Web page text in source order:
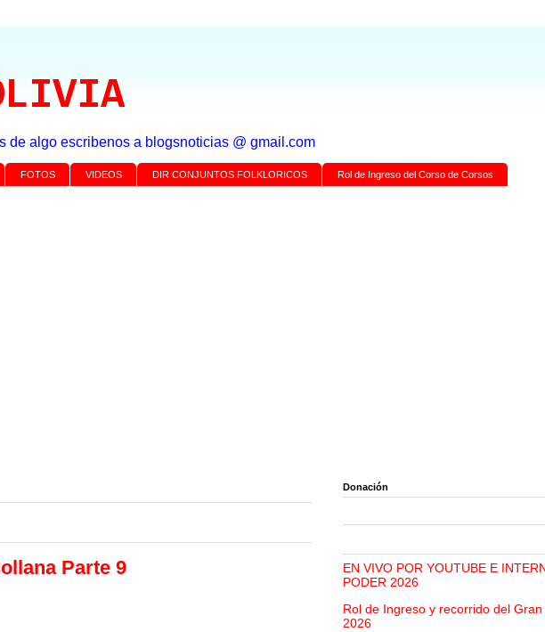
algo escribenos a blogsnoticias @ gmail.com
FOTOS VIDEOS DIR CONJUNTOS FOLKLORICOS Rol de Ingreso del Corso de Corsos
Parte 9
Donación
EN VIVO POR YOUTUBE E
PODER 2026
Rol de Ingreso y recorrido del
2026